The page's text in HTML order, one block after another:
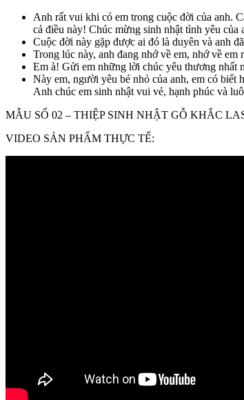
Anh rất vui khi có em trong cuộc đời của anh.
cả điều này! Chúc mừng sinh nhật tình yêu của
Cuộc đời này gặp được ai đó là duyên và anh
Trong lúc này, anh đang nhớ về em, nhớ về
Em à! Gửi em những lời chúc yêu thương nhất
Này em, người yêu bé nhỏ của anh, em có biết
Anh chúc em sinh nhật vui vẻ, hạnh phúc và
MẪU SỐ 02 – THIỆP SINH NHẬT GỖ KHẮC
VIDEO SẢN PHẨM THỰC TẾ: